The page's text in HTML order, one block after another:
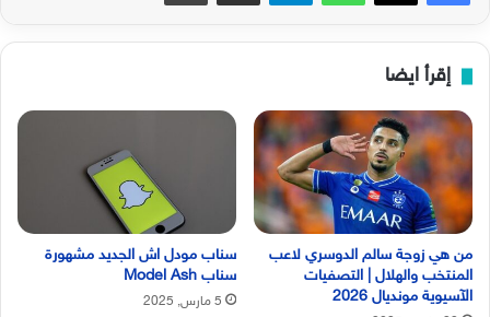
إقرأ ايضا
من هي زوجة سالم الدوسري لاعب
المنتخب والهلال | التصفيات
الآسيوية مونديال 2026
سناب مودل اش الجديد مشهورة
سناب Model Ash
5 مارس, 2025